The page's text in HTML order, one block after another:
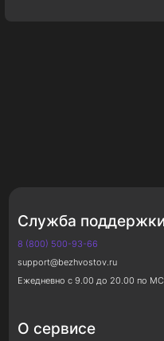
Служба поддержки
8 (800) 500-93-66
support@bezhvostov.ru
Ежедневно с 9.00 до 20.00 по
О сервисе